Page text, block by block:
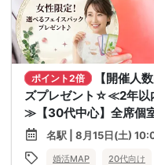
ポイント2倍
【開催人
ズプレゼント☆≪2年以
≫【30代中心】全席個
名駅 | 8月15日(土)
婚活MAP 20代向け